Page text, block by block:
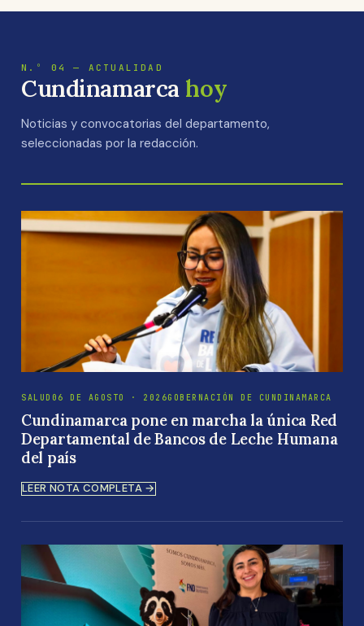
16:9
N.º 04 — ACTUALIDAD
Cundinamarca hoy
Noticias y convocatorias del departamento,
seleccionadas por la redacción.
SALUD 06 DE AGOSTO · 2026GOBERNACIÓN DE CUNDINAMARCA
Cundinamarca pone en marcha la única Red
Departamental de Bancos de Leche Humana
del país
LEER NOTA COMPLETA →